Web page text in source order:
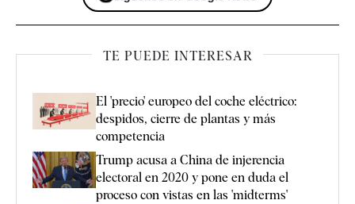
TE PUEDE INTERESAR
El 'precio' europeo del coche eléctrico:
despidos, cierre de plantas y más
competencia
Trump acusa a China de injerencia
electoral en 2020 y pone en duda el
proceso con vistas en las 'midterms'